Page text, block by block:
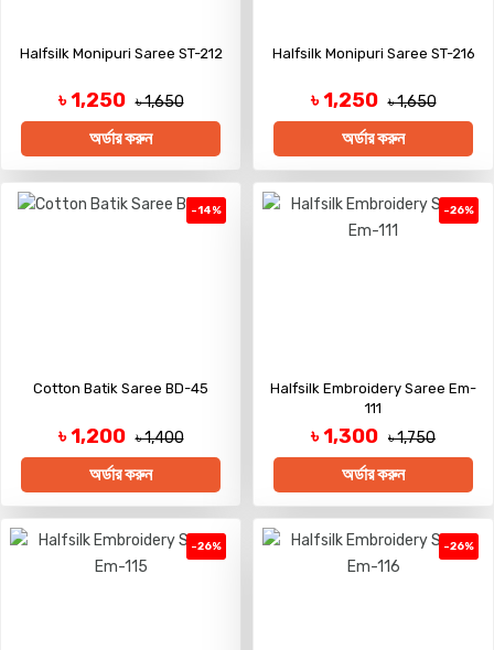
Halfsilk Monipuri Saree ST-212
৳ 1,250 ৳ 1,650
অর্ডার করুন
Halfsilk Monipuri Saree ST-216
৳ 1,250 ৳ 1,650
অর্ডার করুন
-14%
Cotton Batik Saree BD-45
৳ 1,200 ৳ 1,400
অর্ডার করুন
-26%
Halfsilk Embroidery Saree Em-
111
৳ 1,300 ৳ 1,750
অর্ডার করুন
-26% -26%